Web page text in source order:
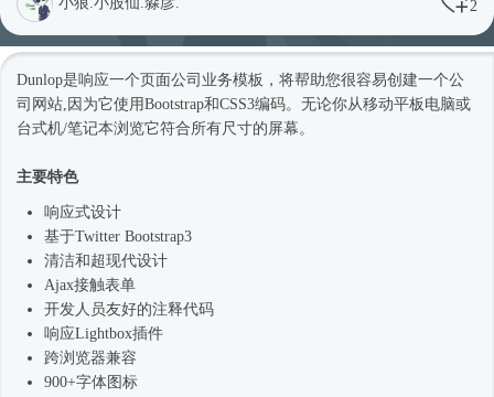
2
Dunlop是响应一个页面公司业务模板，将帮助您很容易创建一个公
司网站 ,因为它使用Bootstrap和CSS3编码。无论你从移动平板电脑或
台式机/笔记本浏览它符合所有尺寸的屏幕。
主要特色
响应式设计
基于Twitter Bootstrap3
清洁和超现代设计
Ajax接触表单
开发人员友好的注释代码
响应Lightbox插件
跨浏览器兼容
900+字体图标